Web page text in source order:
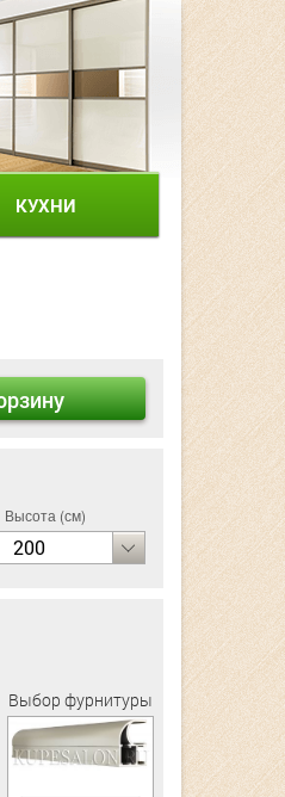
КУХНИ
Высота (см)
200
Выбор фурнитуры